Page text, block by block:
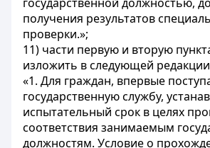
получения результатов
проверки.»;
11) части первую и вторую
изложить в следующей
«1. Для граждан, впервые
государственную службу,
испытательный срок в целях
соответствия занимаемым
должностям. Условие о